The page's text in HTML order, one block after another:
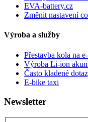
EVA-battery.cz
Změnit nastavení
Výroba a služby
Přestavba kola na
Výroba Li-ion
Často kladené
E-bike taxi
Newsletter